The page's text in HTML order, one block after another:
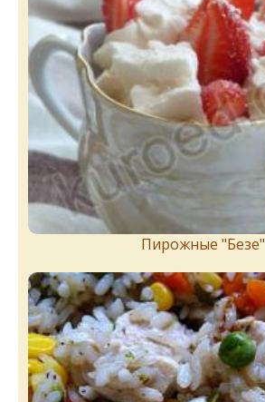
Пирожныe "Бeзe"